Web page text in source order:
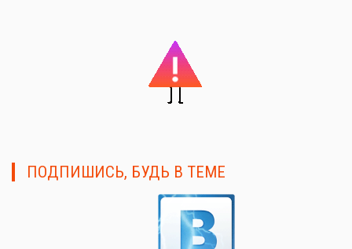
ПОДПИШИСЬ, БУДЬ В ТЕМЕ